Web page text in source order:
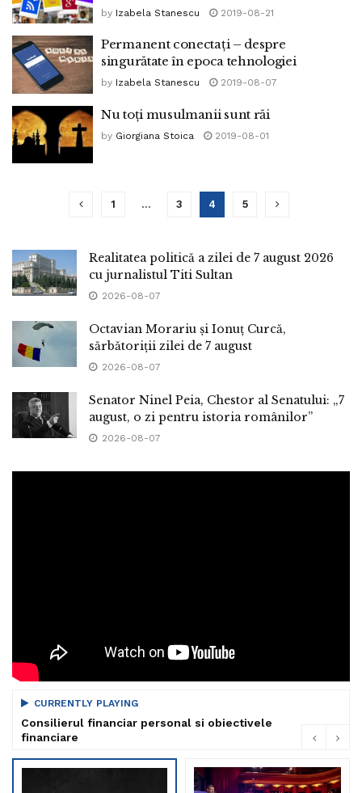
by Izabela Stanescu 2019-08-21
Permanent conectați – despre
singurătate în epoca tehnologiei
by Izabela Stanescu 2019-08-07
Nu toți musulmanii sunt răi
by Giorgiana Stoica 2019-08-01
1 … 3 4 5
Realitatea politică a zilei de 7 august 2026
cu jurnalistul Titi Sultan
2026-08-07
Octavian Morariu și Ionuț Curcă,
sărbătoriții zilei de 7 august
2026-08-07
Senator Ninel Peia, Chestor al Senatului: „7
august, o zi pentru istoria românilor”
2026-08-07
CURRENTLY PLAYING
Consilierul financiar personal si obiectivele
financiare